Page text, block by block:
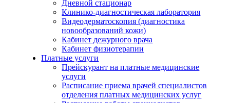
Дневной стационар
Клинико-диагностическая лаборатория
Видеодерматоскопия (диагностика
новообразований кожи)
Кабинет дежурного врача
Кабинет физиотерапии
Платные услуги
Прейскурант на платные медицинские
услуги
Расписание приема врачей специалистов
отделения платных медицинских услуг